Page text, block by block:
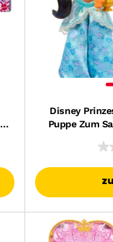
Disney
Puppe Zum